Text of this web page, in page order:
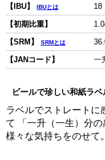
【IBU】
IBUとは
18
【初期比重】
【SRM】
SRMとは
【JANコード】
一
ビールで珍しい和紙ラ
ラベルでストレートに
て 「一升（一生）分
様々な気持ちをのせて。